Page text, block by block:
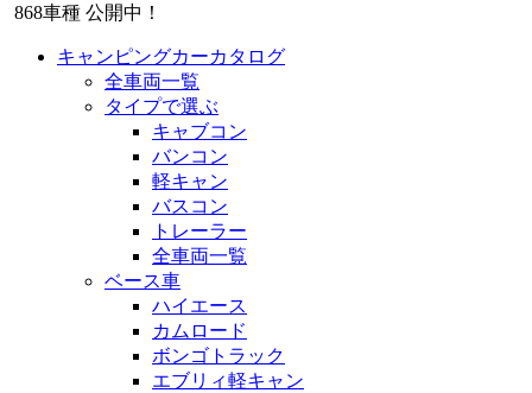
868車種 公開中！
キャンピングカーカタログ
全車両一覧
タイプで選ぶ
キャブコン
バンコン
軽キャン
バスコン
トレーラー
全車両一覧
ベース車
ハイエース
カムロード
ボンゴトラック
エブリィ軽キャン